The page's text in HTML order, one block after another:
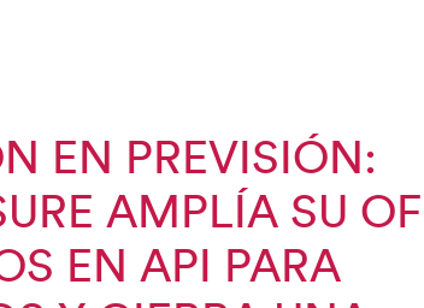
EN PREVISIÓN:
AMPLÍA SU
EN API PARA